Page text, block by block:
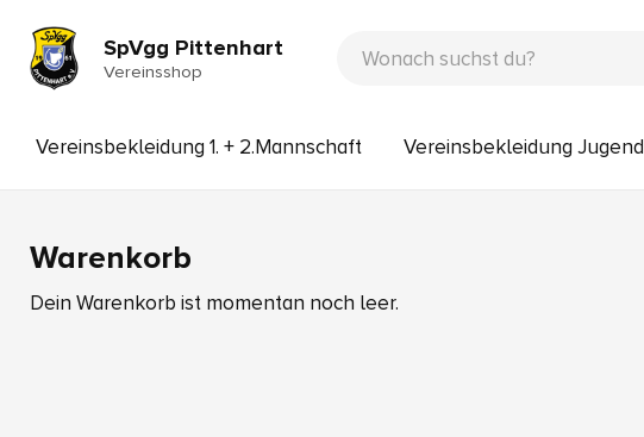
SpVgg Pittenhart
Vereinsshop
Vereinsbekleidung 1. + 2.Mannschaft Vereinsbekleidung Jugend
Warenkorb
Dein Warenkorb ist momentan noch leer.